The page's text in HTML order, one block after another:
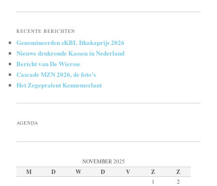
RECENTE BERICHTEN
Genomineerden sKBL Ithakaprijs 2026
Nieuwe drukronde Kassen in Nederland
Bericht van De Wiersse
Cascade MZN 2026, de foto’s
Het Zegepralent Kennemerlant
AGENDA
NOVEMBER 2025
M D W D V Z Z
1 2